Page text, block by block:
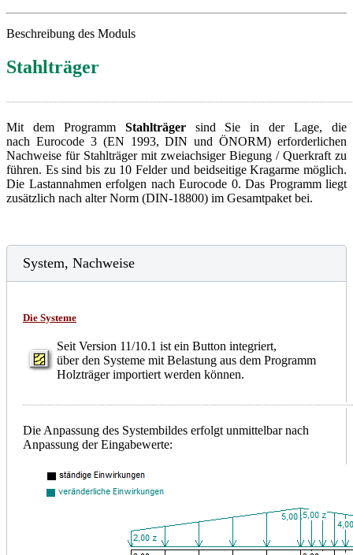
Beschreibung des Moduls
Stahlträger
Mit dem Programm Stahlträger sind Sie in der Lage, die
nach Eurocode 3 (EN 1993, DIN und ÖNORM) erforderlichen
Nachweise für Stahlträger mit zweiachsiger Biegung / Querkraft zu
führen. Es sind bis zu 10 Felder und beidseitige Kragarme möglich.
Die Lastannahmen erfolgen nach Eurocode 0. Das Programm liegt
zusätzlich nach alter Norm (DIN-18800) im Gesamtpaket bei.
System, Nachweise
Die Systeme
Seit Version 11/10.1 ist ein Button integriert,
über den Systeme mit Belastung aus dem Programm
Holzträger importiert werden können.
Die Anpassung des Systembildes erfolgt unmittelbar nach
Anpassung der Eingabewerte: